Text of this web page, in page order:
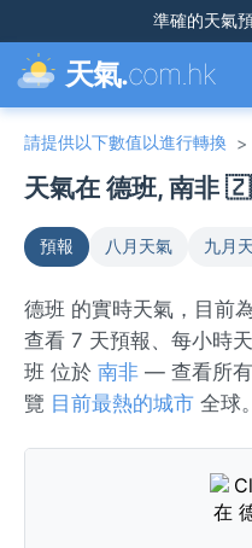
準確的天氣
天氣.com.hk
請提供以下數值以進行轉換 >
天氣在 德班, 南非
預報 八月天氣 九月
德班 的實時天氣，目前
查看 7 天預報、每小時
班 位於 南非 — 查看所
覽 目前最熱的城市 全球。